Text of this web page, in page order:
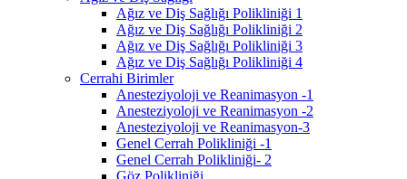
Ağız ve Diş Sağlığı Polikliniği 1
Ağız ve Diş Sağlığı Polikliniği 2
Ağız ve Diş Sağlığı Polikliniği 3
Ağız ve Diş Sağlığı Polikliniği 4
Cerrahi Birimler
Anesteziyoloji ve Reanimasyon -1
Anesteziyoloji ve Reanimasyon -2
Anesteziyoloji ve Reanimasyon-3
Genel Cerrah Polikliniği -1
Genel Cerrah Polikliniği- 2
Göz Polikliniği